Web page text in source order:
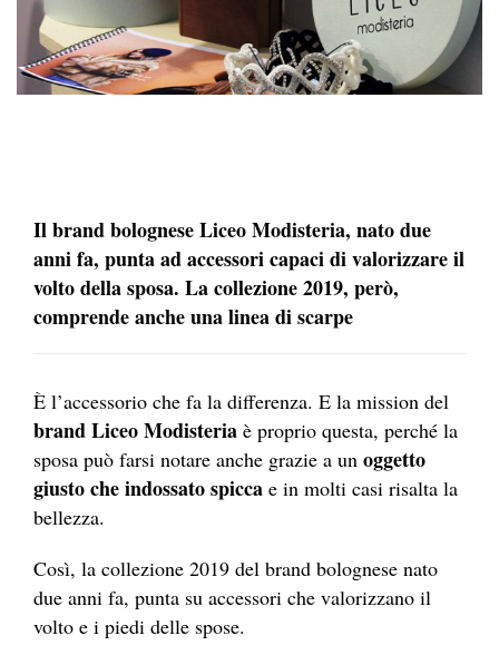
Il brand bolognese Liceo Modisteria, nato due
anni fa, punta ad accessori capaci di valorizzare il
volto della sposa. La collezione 2019, però,
comprende anche una linea di scarpe
È l’accessorio che fa la differenza. E la mission del
brand Liceo Modisteria è proprio questa, perché la
sposa può farsi notare anche grazie a un oggetto
giusto che indossato spicca e in molti casi risalta la
bellezza.
Così, la collezione 2019 del brand bolognese nato
due anni fa, punta su accessori che valorizzano il
volto e i piedi delle spose.